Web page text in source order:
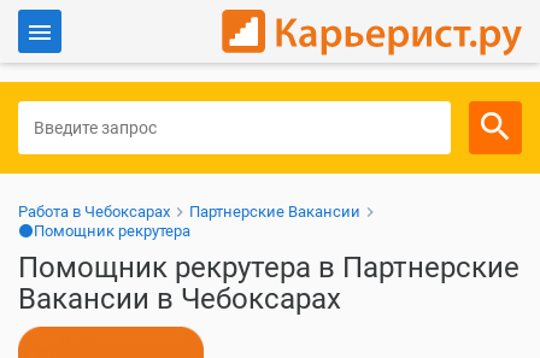
Для работодателей
Работа в Чебоксарах
Партнерские Вакансии
⚫Помощник рекрутера
Помощник рекрутера в Партнерские
Вакансии в Чебоксарах